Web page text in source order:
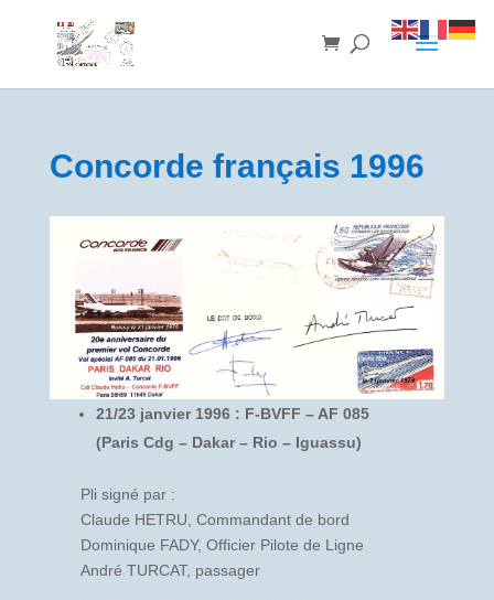
Concorde français 1996
21/23 janvier 1996 : F-BVFF – AF 085
(Paris Cdg – Dakar – Rio – Iguassu)
Pli signé par :
Claude HETRU, Commandant de bord
Dominique FADY, Officier Pilote de Ligne
André TURCAT, passager